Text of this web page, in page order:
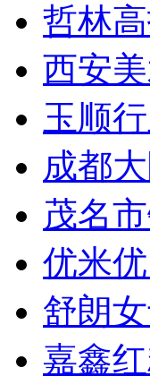
哲林
西安
玉顺
成都
茂名
优米
舒朗
嘉鑫